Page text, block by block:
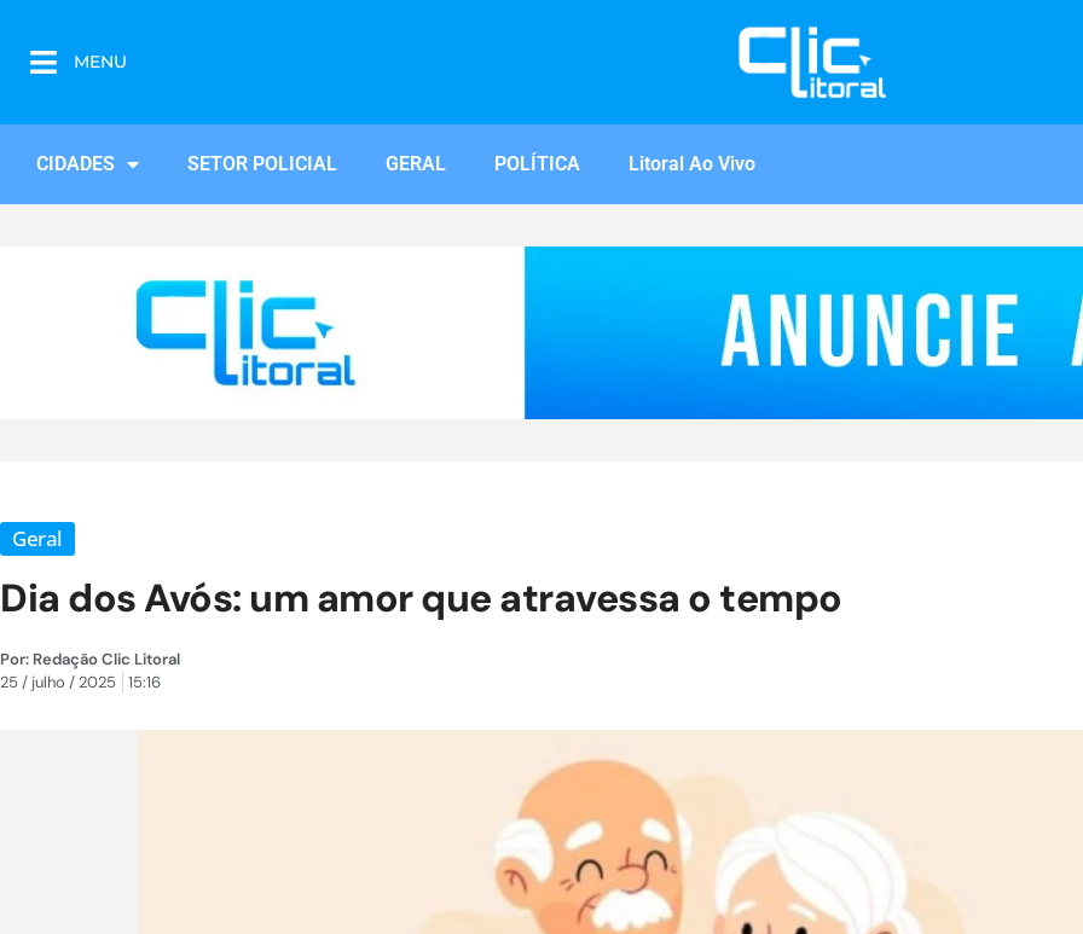
MENU
CIDADES SETOR POLICIAL GERAL POLÍTICA Litoral Ao Vivo
Geral
Dia dos Avós: um amor que atravessa o tempo
Por: Redação Clic Litoral
25 / julho / 2025
15:16